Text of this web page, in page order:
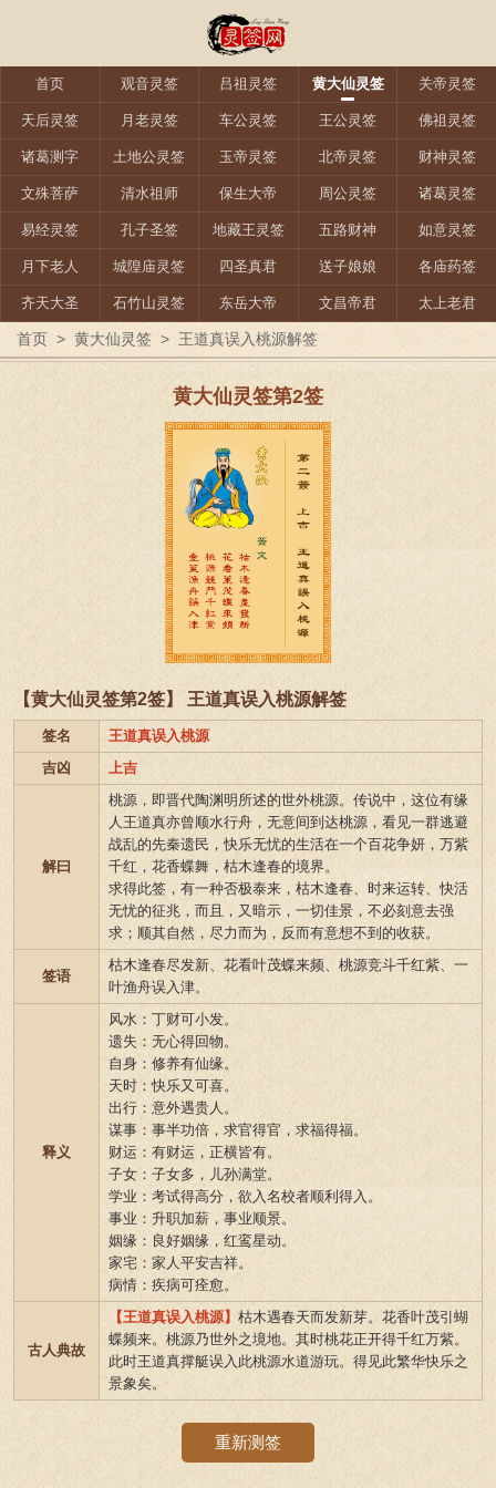
首页 观音灵签 吕祖灵签 黄大仙灵签 关帝灵签
天后灵签 月老灵签 车公灵签 王公灵签 佛祖灵签
诸葛测字 土地公灵签 玉帝灵签 北帝灵签 财神灵签
文殊菩萨 清水祖师 保生大帝 周公灵签 诸葛灵签
易经灵签 孔子圣签 地藏王灵签 五路财神 如意灵签
月下老人 城隍庙灵签 四圣真君 送子娘娘 各庙药签
齐天大圣 石竹山灵签 东岳大帝 文昌帝君 太上老君
首页 > 黄大仙灵签 > 王道真误入桃源解签
黄大仙灵签第2签
【黄大仙灵签第2签】 王道真误入桃源解签
签名
王道真误入桃源
吉凶
上吉
解曰
桃源，即晋代陶渊明所述的世外桃源。传说中，这位有缘
人王道真亦曾顺水行舟，无意间到达桃源，看见一群逃避
战乱的先秦遗民，快乐无忧的生活在一个百花争妍，万紫
千红，花香蝶舞，枯木逢春的境界。
求得此签，有一种否极泰来，枯木逢春、时来运转、快活
无忧的征兆，而且，又暗示，一切佳景，不必刻意去强
求；顺其自然，尽力而为，反而有意想不到的收获。
签语
枯木逢春尽发新、花看叶茂蝶来频、桃源竞斗千红紫、一
叶渔舟误入津。
释义
风水：丁财可小发。
遗失：无心得回物。
自身：修养有仙缘。
天时：快乐又可喜。
出行：意外遇贵人。
谋事：事半功倍，求官得官，求福得福。
财运：有财运，正横皆有。
子女：子女多，儿孙满堂。
学业：考试得高分，欲入名校者顺利得入。
事业：升职加薪，事业顺景。
姻缘：良好姻缘，红鸾星动。
家宅：家人平安吉祥。
病情：疾病可痊愈。
古人典故
【王道真误入桃源】 枯木遇春天而发新芽。花香叶茂引蝴
蝶频来。桃源乃世外之境地。其时桃花正开得千红万紫。
此时王道真撑艇误入此桃源水道游玩。得见此繁华快乐之
景象矣。
重新测签